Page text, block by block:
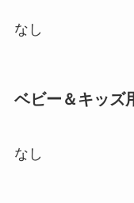
なし
ベビー＆キッズ
なし